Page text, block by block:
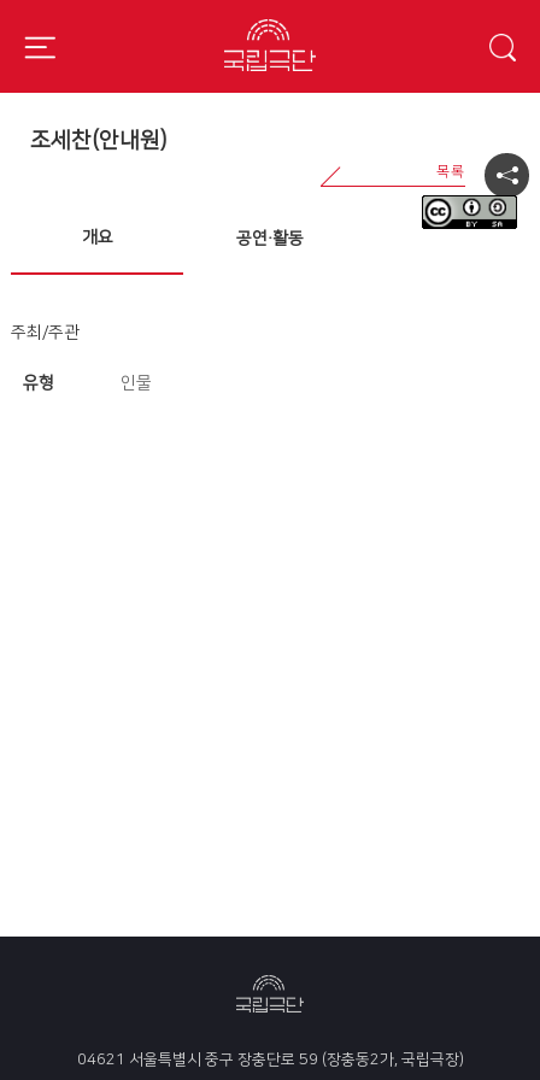
조세찬(안내원)
개요 공연·활동
주최/주관
유형 인물
04621 서울특별시 중구 장충단로 59 (장충동2가, 국립극장)